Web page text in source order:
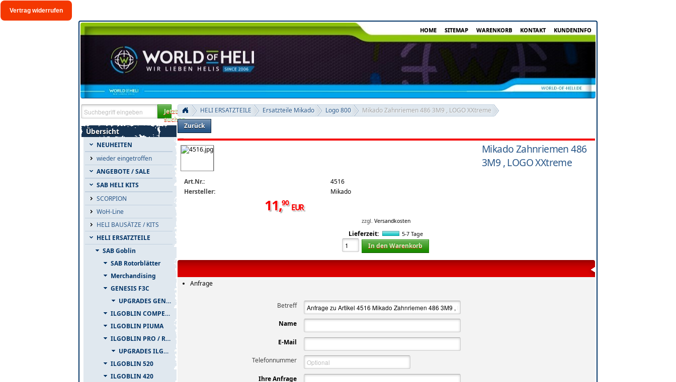
Vertrag widerrufen
HOME SITEMAP WARENKORB KONTAKT KUNDENINFO
Jetzt
suchen
Übersicht
NEUHEITEN
wieder eingetroffen
ANGEBOTE / SALE
SAB HELI KITS
SCORPION
WoH-Line
HELI BAUSÄTZE / KITS
HELI ERSATZTEILE
SAB Goblin
SAB Rotorblätter
Merchandising
GENESIS F3C
UPGRADES GENESIS F3C
ILGOBLIN COMPETIZIONE
ILGOBLIN PIUMA
ILGOBLIN PRO / RAW 700
UPGRADES ILGOBLIN PRO / RAW 700
ILGOBLIN 520
ILGOBLIN 420
HELI ERSATZTEILE Ersatzteile Mikado Logo 800
Mikado Zahnriemen 486 3M9 , LOGO XXtreme
Zurück
Art.Nr.:
4516
Hersteller:
Mikado
Mikado Zahnriemen 486
3M9 , LOGO XXtreme
11,90 EUR
zzgl. Versandkosten
Lieferzeit: 5-7 Tage
In den Warenkorb
Anfrage
Betreff
Name
E-Mail
Telefonnummer
Ihre Anfrage